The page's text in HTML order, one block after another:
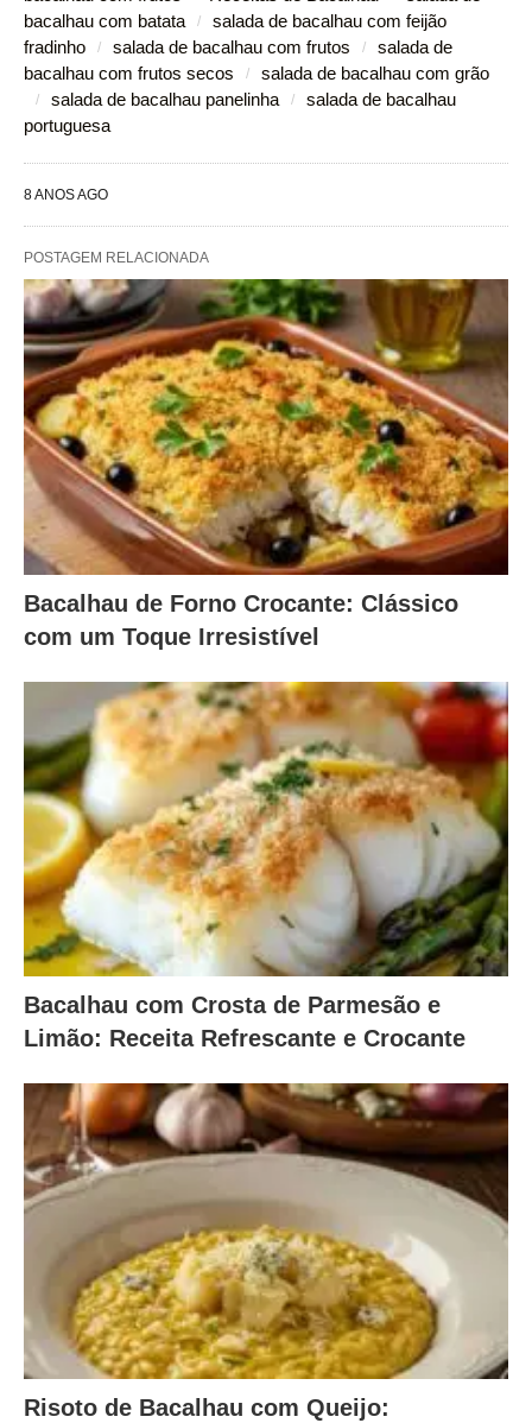
bacalhau com batata
salada de bacalhau com feijão
fradinho
salada de bacalhau com frutos
salada de
bacalhau com frutos secos
salada de bacalhau com grão
salada de bacalhau panelinha
salada de bacalhau
portuguesa
8 ANOS AGO
POSTAGEM RELACIONADA
Bacalhau de Forno Crocante: Clássico
com um Toque Irresistível
Bacalhau com Crosta de Parmesão e
Limão: Receita Refrescante e Crocante
Risoto de Bacalhau com Queijo: